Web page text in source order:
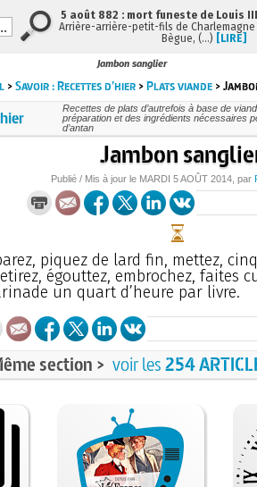
Jambon sanglier
>Savoir : Recettes d’hier >Plats viande >
Recettes de plats d’autrefois à base de
préparation et des ingrédients nécessaires
d’antan
Jambon
Publié / Mis à jour le MARDI 5 AOÛT 2014, par
piquez de lard fin, mettez,
égouttez, embrochez, faites
un quart d’heure par livre.
section > voir les254
5 août 882 : mort funeste de Louis
Arrière-arrière-petit-fils de
Bègue, (…) [LIRE]